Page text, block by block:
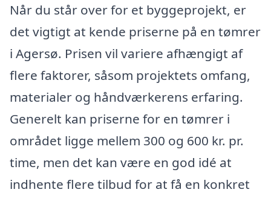
Når du står over for et byggeprojekt, er
det vigtigt at kende priserne på en tømrer
i Agersø. Prisen vil variere afhængigt af
flere faktorer, såsom projektets omfang,
materialer og håndværkerens erfaring.
Generelt kan priserne for en tømrer i
området ligge mellem 300 og 600 kr. pr.
time, men det kan være en god idé at
indhente flere tilbud for at få en konkret